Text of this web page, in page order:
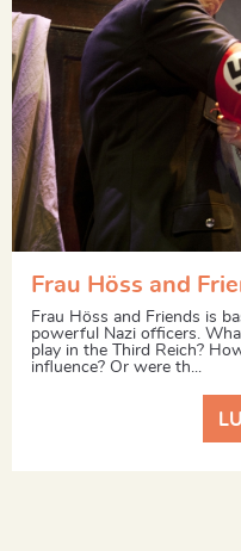
Frau Höss and
Frau Höss and Friends is
powerful Nazi officers.
play in the Third Reich?
influence? Or were th...